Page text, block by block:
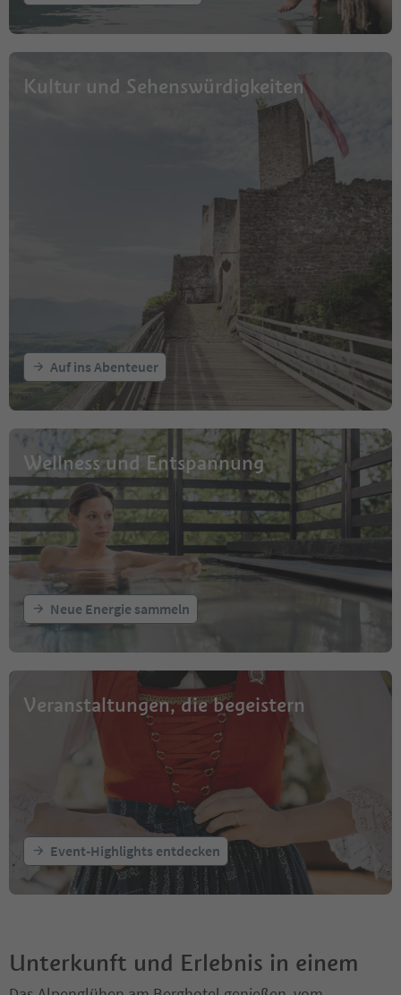
Kultur und Sehenswürdigkeiten
Auf ins Abenteuer
Wellness und Entspannung
Neue Energie sammeln
Veranstaltungen, die begeistern
Event-Highlights entdecken
Unterkunft und Erlebnis in einem